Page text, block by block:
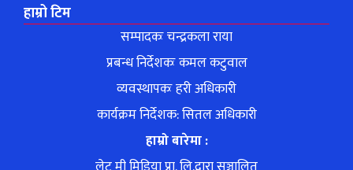
हाम्रो टिम
सम्पादकः चन्द्रकला राया
प्रबन्ध निर्देशकः कमल कटुवाल
व्यवस्थापकः हरी अधिकारी
कार्यक्रम निर्देशक: सितल अधिकारी
हाम्रो बारेमा :